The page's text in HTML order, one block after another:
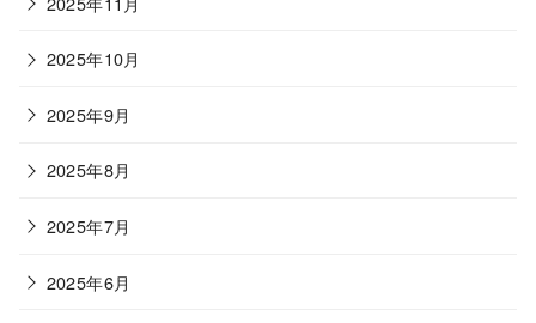
2025年10月
2025年9月
2025年8月
2025年7月
2025年6月